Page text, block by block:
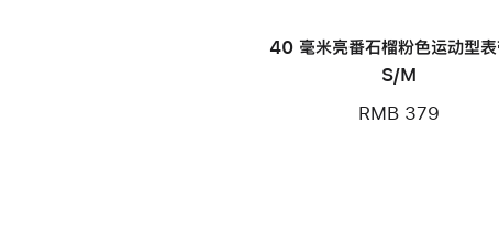
40 毫米亮番石榴粉色运动型
S/M
RMB 379